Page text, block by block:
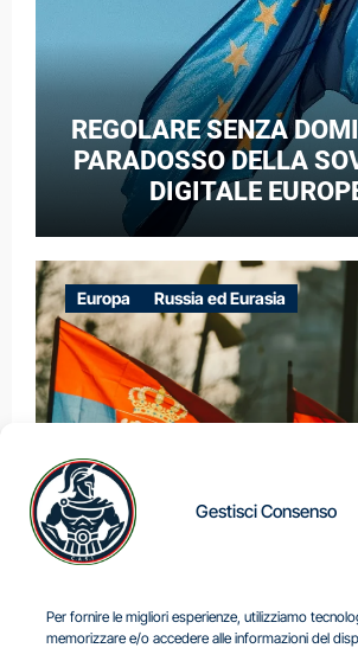
Gestisci Consenso
Per fornire le migliori esperienze, utilizziamo
memorizzare e/o accedere alle informazioni del
REGOLARE SENZA
PARADOSSO DELLA
DIGITALE
Europa Russia ed Eurasia